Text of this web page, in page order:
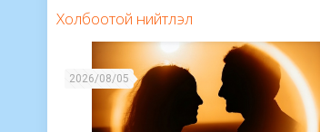
Холбоотой нийтлэл
2026/08/05